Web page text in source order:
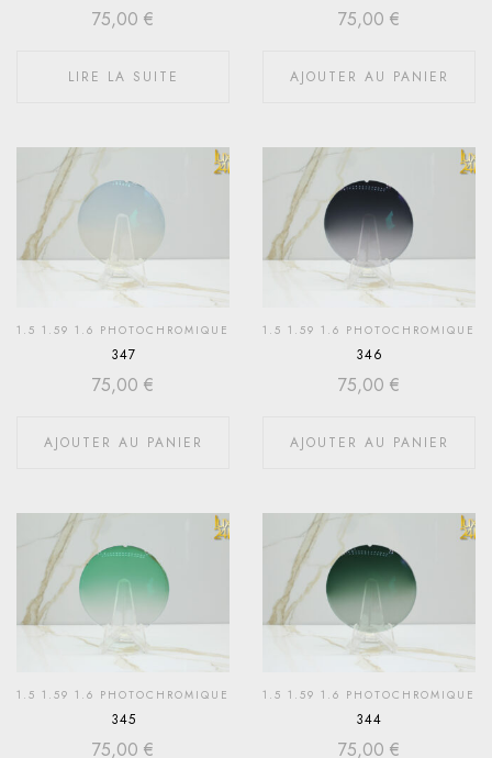
75,00 €
LIRE LA SUITE
75,00 €
AJOUTER AU PANIER
1.5 1.59 1.6 PHOTOCHROMIQUE
347
75,00 €
AJOUTER AU PANIER
1.5 1.59 1.6 PHOTOCHROMIQUE
346
75,00 €
AJOUTER AU PANIER
1.5 1.59 1.6 PHOTOCHROMIQUE
345
75,00 €
1.5 1.59 1.6 PHOTOCHROMIQUE
344
75,00 €